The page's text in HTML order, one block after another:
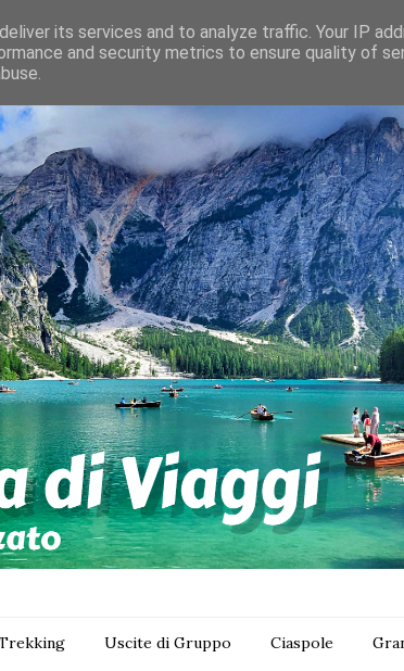
Uscite di Gruppo Ciaspole
its services and to analyze traffic. Your IP
and security metrics to ensure quality of